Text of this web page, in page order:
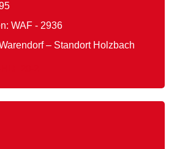
WAF - 2936
– Standort Holzbach